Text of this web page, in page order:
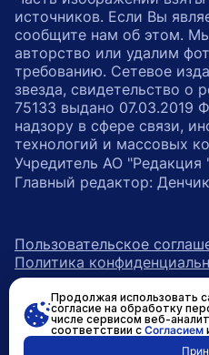
источников. Если Вы
сообщите нам об этом.
авторство или удалим
требованию. Сетевое
звезда, свидетельство
75133 выдано 07.03.2019
надзору в сфере связи,
технологий и массовых
Учредитель АО "Редакция
Главный редактор:
Пользовательское
Политика
возрастное
Продолжая использовать
согласие на обработку
числе сервисом веб-
соответствии с Согласием